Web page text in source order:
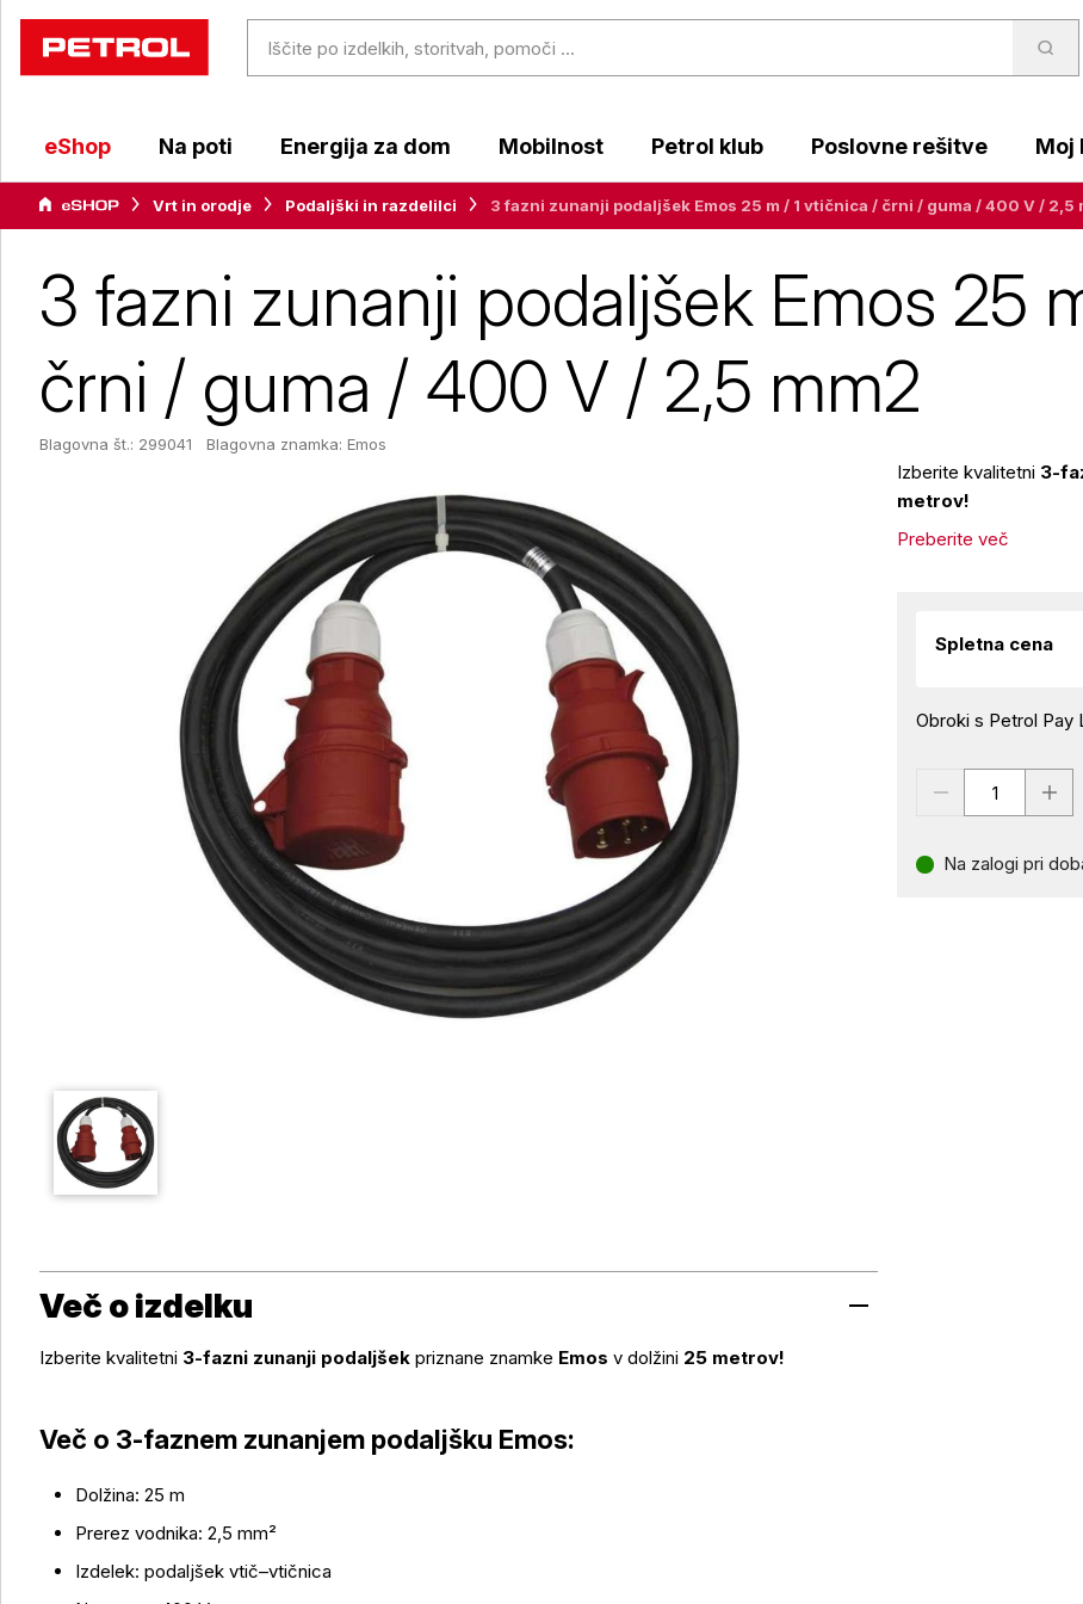
eShop Na poti Energija za dom Mobilnost Petrol klub Poslovne rešitve Moj
Vrt in orodje Podaljški in razdelilci 3 fazni zunanji podaljšek Emos 25 m / 1 vtičnica / črni / guma / 400 V / 2,5
3 fazni zunanji podaljšek Emos 25
črni / guma / 400 V / 2,5 mm2
Blagovna št.: 299041 Blagovna znamka: Emos
Izberite kvalitetni 3-
metrov!
Preberite več
Spletna cena
Obroki s Petrol Pay
Na zalogi pri
Več o izdelku
Izberite kvalitetni 3-fazni zunanji podaljšek priznane znamke Emos v dolžini 25 metrov!
Več o 3-faznem zunanjem podaljšku Emos:
Dolžina: 25 m
Prerez vodnika: 2,5 mm²
Izdelek: podaljšek vtič–vtičnica